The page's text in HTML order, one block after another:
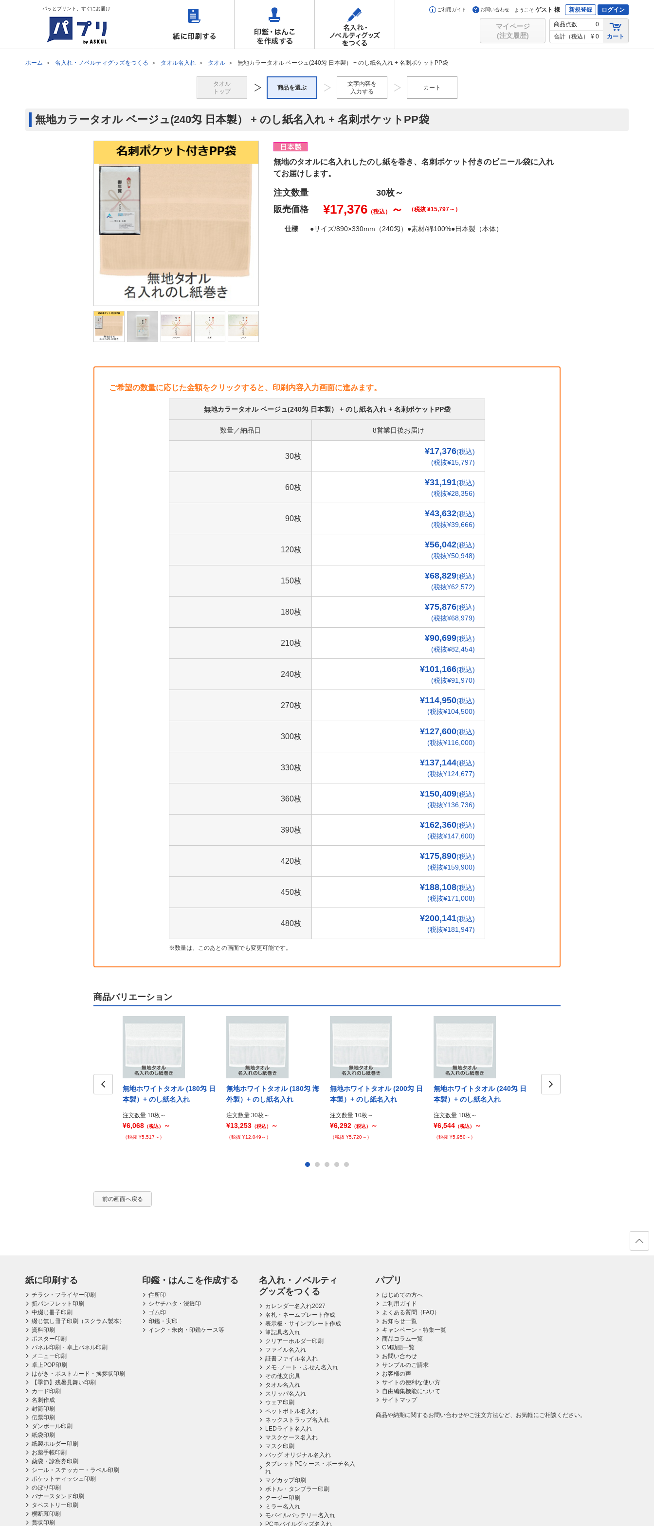
パッとプリント、すぐにお届け ご利用ガイド お問い合わせ ようこそ ゲスト 様 新規登録 ログイン
マイページ
(注文履歴)
商品点数
0
合計（税込）
¥ 0 カート
ホーム 名入れ・ノベルティグッズをつくる タオル名入れ タオル 無地カラータオル ベージュ(240匁 日本製） + のし紙名入れ + 名刺ポケットPP袋
タオル
トップ
商品を選ぶ
文字内容を
入力する
カート
無地カラータオル ベージュ(240匁 日本製） + のし紙名入れ + 名刺ポケットPP袋
無地のタオルに名入れしたのし紙を巻き、名刺ポケット付きのビニール袋に入れ
てお届けします。
注文数量 30枚～
販売価格
¥17,376 （税込） ～ （税抜 ¥15,797～）
仕様 ●サイズ/890×330mm（240匁）●素材/綿100%●日本製（本体）
ご希望の数量に応じた金額をクリックすると、印刷内容入力画面に進みます。
無地カラータオル ベージュ(240匁 日本製） + のし紙名入れ + 名刺ポケットPP袋
数量／納品日 8営業日後お届け
30枚
¥17,376(税込)
(税抜¥15,797)
60枚
¥31,191(税込)
(税抜¥28,356)
90枚
¥43,632(税込)
(税抜¥39,666)
120枚
¥56,042(税込)
(税抜¥50,948)
150枚
¥68,829(税込)
(税抜¥62,572)
180枚
¥75,876(税込)
(税抜¥68,979)
210枚
¥90,699(税込)
(税抜¥82,454)
240枚
¥101,166(税込)
(税抜¥91,970)
270枚
¥114,950(税込)
(税抜¥104,500)
300枚
¥127,600(税込)
(税抜¥116,000)
330枚
¥137,144(税込)
(税抜¥124,677)
360枚
¥150,409(税込)
(税抜¥136,736)
390枚
¥162,360(税込)
(税抜¥147,600)
420枚
¥175,890(税込)
(税抜¥159,900)
450枚
¥188,108(税込)
(税抜¥171,008)
480枚
¥200,141(税込)
(税抜¥181,947)
数量は、このあとの画面でも変更可能です。
商品バリエーション
無地カラータオル アイボリー
無地ホワイトタオル (180匁 日
本製）+ のし紙名入れ
注文数量 10枚～
¥6,068 （税込） ～
（税抜 ¥5,517～）
無地ホワイトタオル (180匁 海
外製）+ のし紙名入れ
注文数量 30枚～
¥13,253 （税込） ～
（税抜 ¥12,049～）
無地ホワイトタオル (200匁 日
本製）+ のし紙名入れ
注文数量 10枚～
¥6,292 （税込） ～
（税抜 ¥5,720～）
無地ホワイトタオル (240匁 日
本製）+ のし紙名入れ
注文数量 10枚～
¥6,544 （税込） ～
（税抜 ¥5,950～）
無地カラータオル マンゴー
前の画面へ戻る
紙に印刷する
チラシ・フライヤー印刷
折パンフレット印刷
中綴じ冊子印刷
綴じ無し冊子印刷（スクラム製本）
資料印刷
ポスター印刷
パネル印刷・卓上パネル印刷
メニュー印刷
卓上POP印刷
はがき・ポストカード・挨拶状印刷
【季節】残暑見舞い印刷
カード印刷
名刺作成
封筒印刷
伝票印刷
ダンボール印刷
紙袋印刷
紙製ホルダー印刷
お薬手帳印刷
薬袋・診察券印刷
シール・ステッカー・ラベル印刷
ポケットティッシュ印刷
のぼり印刷
バナースタンド印刷
タペストリー印刷
横断幕印刷
賞状印刷
印鑑・はんこを作成する
住所印
シヤチハタ・浸透印
ゴム印
印鑑・実印
インク・朱肉・印鑑ケース等
名入れ・ノベルティ
グッズをつくる
カレンダー名入れ2027
名札・ネームプレート作成
表示板・サインプレート作成
筆記具名入れ
クリアーホルダー印刷
ファイル名入れ
証書ファイル名入れ
メモ･ノート・ふせん名入れ
その他文房具
タオル名入れ
スリッパ名入れ
ウェア印刷
ペットボトル名入れ
ネックストラップ名入れ
LEDライト名入れ
マスクケース名入れ
マスク印刷
バッグ オリジナル名入れ
タブレットPCケース・ポーチ名入
れ
マグカップ印刷
ボトル・タンブラー印刷
クージー印刷
ミラー名入れ
モバイルバッテリー名入れ
PCモバイルグッズ名入れ
パプリ
はじめての方へ
ご利用ガイド
よくある質問（FAQ）
お知らせ一覧
キャンペーン・特集一覧
商品コラム一覧
CM動画一覧
お問い合わせ
サンプルのご請求
お客様の声
サイトの便利な使い方
自由編集機能について
サイトマップ
商品や納期に関するお問い合わせやご注文方法など、お気軽にご相談ください。